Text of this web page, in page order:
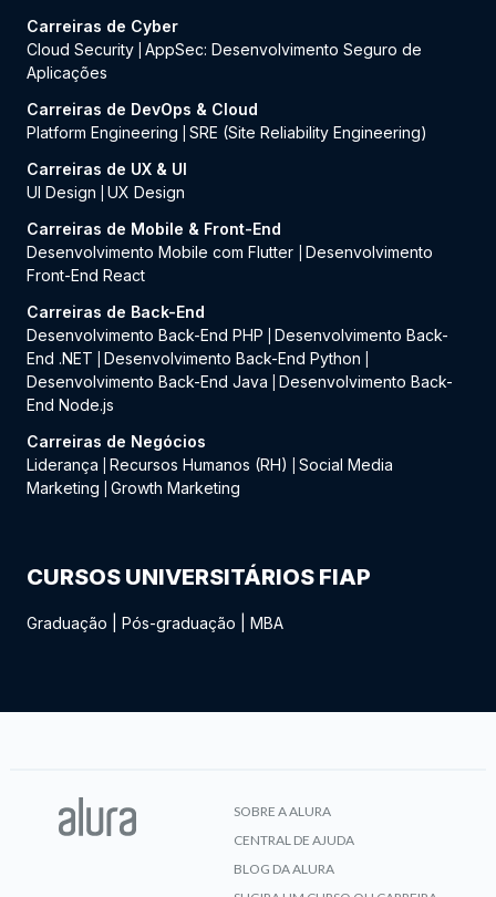
Carreiras de Cyber
Cloud Security AppSec: Desenvolvimento Seguro de
Aplicações
Carreiras de DevOps & Cloud
Platform Engineering
SRE (Site Reliability Engineering)
Carreiras de UX & UI
UI Design
UX Design
Carreiras de Mobile & Front-End
Desenvolvimento Mobile com Flutter
Desenvolvimento
Front-End React
Carreiras de Back-End
Desenvolvimento Back-End PHP
Desenvolvimento Back-
End .NET
Desenvolvimento Back-End Python
Desenvolvimento Back-End Java
Desenvolvimento Back-
End Node.js
Carreiras de Negócios
Liderança
Recursos Humanos (RH)
Social Media
Marketing
Growth Marketing
CURSOS UNIVERSITÁRIOS FIAP
Graduação Pós-graduação MBA
SOBRE A ALURA
CENTRAL DE AJUDA
BLOG DA ALURA